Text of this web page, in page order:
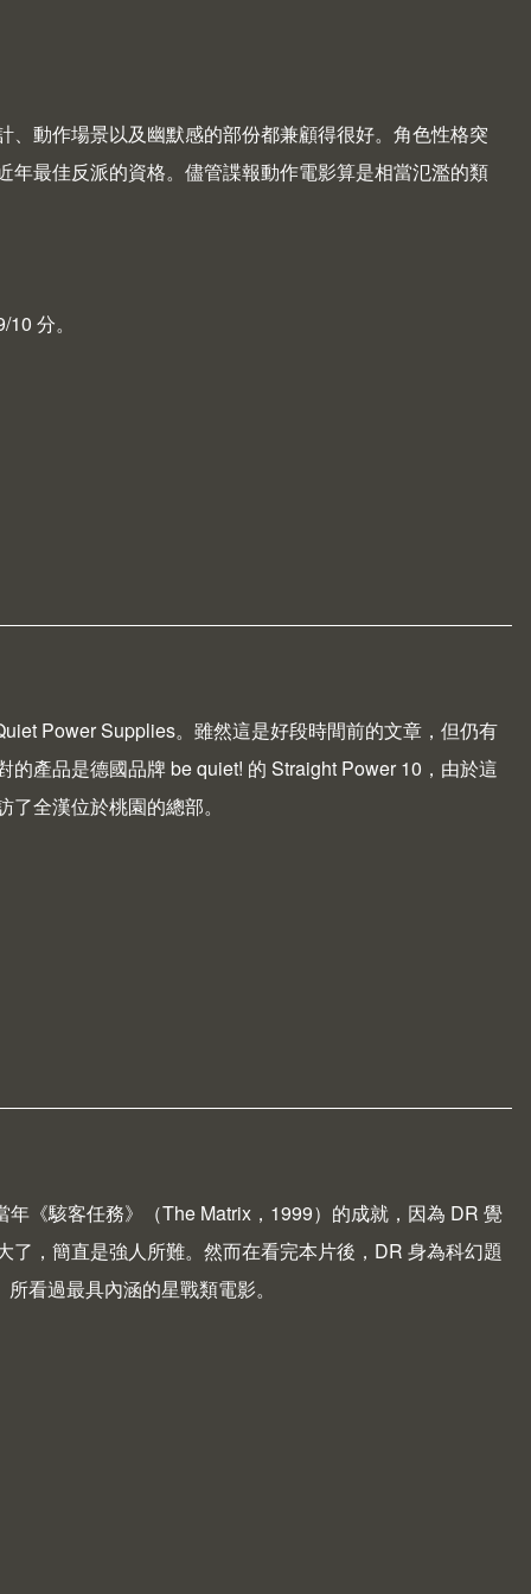
動作場景以及幽默感的部份都兼顧得很好。角色性格突
最佳反派的資格。儘管諜報動作電影算是相當氾濫的類
分。
Power Supplies。雖然這是好段時間前的文章，但仍有
的產品是德國品牌be quiet! 的 Straight Power 10 ，由於這
全漢位於桃園的總部。
年《駭客任務》（The Matrix ，1999）的成就，因為 DR 覺
，簡直是強人所難。然而在看完本片後，DR 身為科幻題
看過最具內涵的星戰類電影。